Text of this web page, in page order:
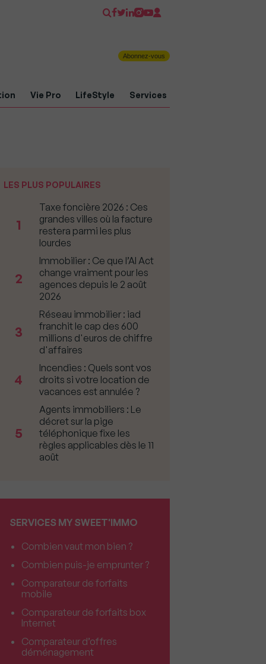
Abonnez-vous
Vie Pro LifeStyle Services
LES PLUS POPULAIRES
1
Taxe foncière 2026 : Ces
grandes villes où la facture
restera parmi les plus
lourdes
2
Immobilier : Ce que l’AI Act
change vraiment pour les
agences depuis le 2 août
2026
3
Réseau immobilier : iad
franchit le cap des 600
millions d'euros de chiffre
d'affaires
4
Incendies : Quels sont vos
droits si votre location de
vacances est annulée ?
5
Agents immobiliers : Le
décret sur la pige
téléphonique fixe les
règles applicables dès le 11
août
SERVICES MY SWEET'IMMO
Combien vaut mon bien ?
Combien puis-je emprunter ?
Comparateur de forfaits
mobile
Comparateur de forfaits box
Internet
Comparateur d’offres
déménagement